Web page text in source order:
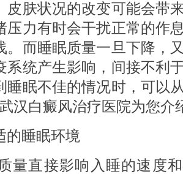
皮肤状况的改变可能会带
压力有时会干扰正常的作
。而睡眠质量一旦下降，
系统产生影响，间接不利
睡眠不佳的情况时，可以
汉白癜风治疗医院为您介
睡眠环境
直接影响入睡的速度和